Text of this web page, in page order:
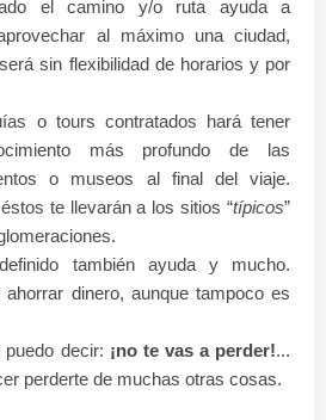
el camino y/o ruta ayuda a
al máximo una ciudad,
sin flexibilidad de horarios y por
o tours contratados hará tener
más profundo de las
o museos al final del viaje.
te llevarán a los sitios “típicos”
también ayuda y mucho.
dinero, aunque tampoco es
decir: ¡no te vas a perder!...
perderte de muchas otras cosas.